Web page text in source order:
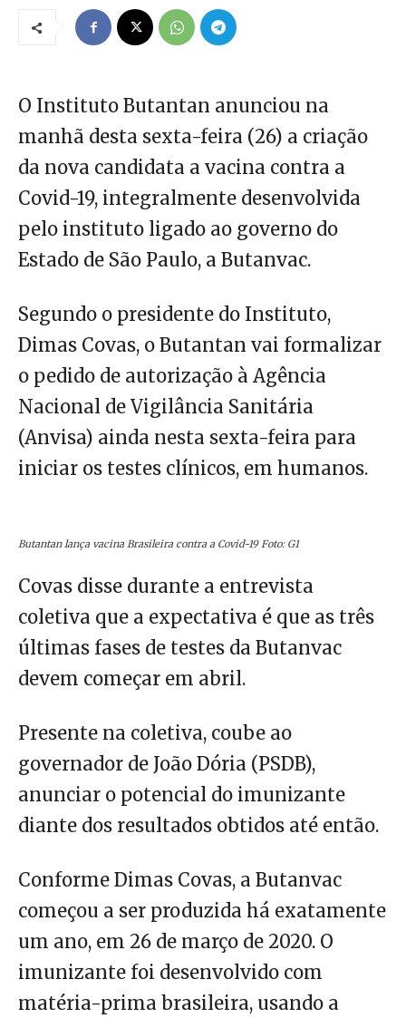
O Instituto Butantan anunciou na
manhã desta sexta-feira (26) a criação
da nova candidata a vacina contra a
Covid-19, integralmente desenvolvida
pelo instituto ligado ao governo do
Estado de São Paulo, a Butanvac.
Segundo o presidente do Instituto,
Dimas Covas, o Butantan vai formalizar
o pedido de autorização à Agência
Nacional de Vigilância Sanitária
(Anvisa) ainda nesta sexta-feira para
iniciar os testes clínicos, em humanos.
Butantan lança vacina Brasileira contra a Covid-19 Foto: G1
Covas disse durante a entrevista
coletiva que a expectativa é que as três
últimas fases de testes da Butanvac
devem começar em abril.
Presente na coletiva, coube ao
governador de João Dória (PSDB),
anunciar o potencial do imunizante
diante dos resultados obtidos até então.
Conforme Dimas Covas, a Butanvac
começou a ser produzida há exatamente
um ano, em 26 de março de 2020. O
imunizante foi desenvolvido com
matéria-prima brasileira, usando a